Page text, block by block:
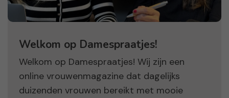
Welkom op Damespraatjes!
Welkom op Damespraatjes! Wij zijn een
online vrouwenmagazine dat dagelijks
duizenden vrouwen bereikt met mooie